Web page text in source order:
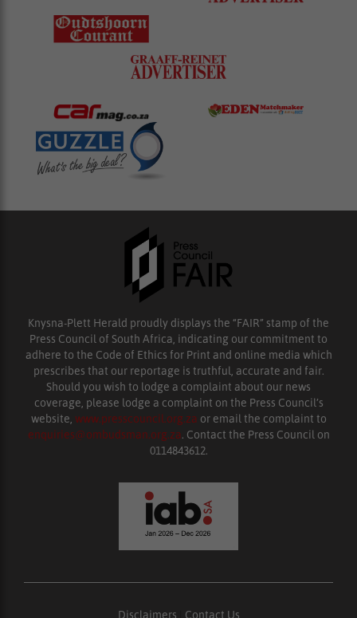
Knysna-Plett Herald proudly displays the “FAIR” stamp of the
Press Council of South Africa, indicating our commitment to
adhere to the Code of Ethics for Print and online media which
prescribes that our reportage is truthful, accurate and fair.
Should you wish to lodge a complaint about our news
coverage, please lodge a complaint on the Press Council’s
website, www.presscouncil.org.za or email the complaint to
enquiries@ombudsman.org.za. Contact the Press Council on
0114843612.
Disclaimers Contact Us